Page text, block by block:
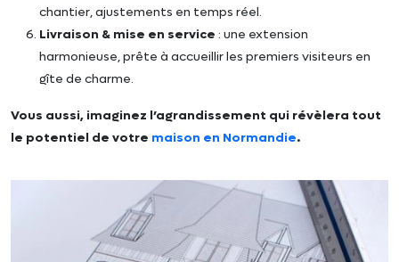
chantier, ajustements en temps réel.
Livraison & mise en service : une extension
harmonieuse, prête à accueillir les premiers visiteurs en
gîte de charme.
Vous aussi, imaginez l’agrandissement qui révèlera tout
le potentiel de votre maison en Normandie.